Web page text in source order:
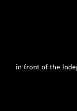
in front of the